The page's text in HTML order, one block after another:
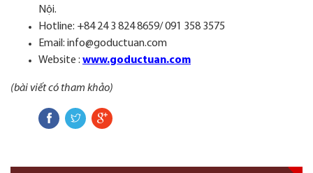
Nội.
Hotline: +84 24 3 824 8659/091 358 3575
Email: info@goductuan.com
Website : www.goductuan.com
(bài viết có tham khảo)